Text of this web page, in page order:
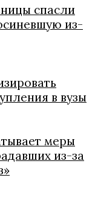
спасли
из-
в вузы
меры
из-за